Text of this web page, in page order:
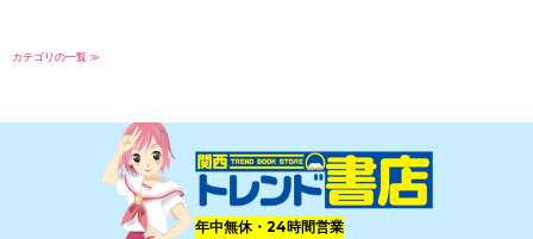
カテゴリの一覧 ≫
年中無休・24時間営業